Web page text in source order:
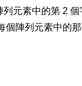
元素中的第 2
個陣列元素中的